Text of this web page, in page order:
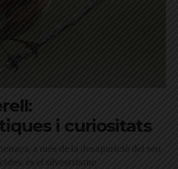
i curiositats
a més de la desaparició del seu
és el silvestrisme